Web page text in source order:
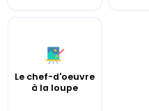
Le chef-d'oeuvre
à la loupe